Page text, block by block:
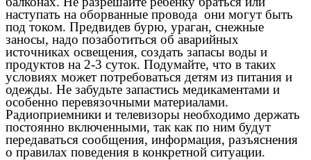
наступать на оборванные провода они могут быть
под током. Предвидев бурю, ураган, снежные
заносы, надо позаботиться об аварийных
источниках освещения, создать запасы воды и
продуктов на 2-3 суток. Подумайте, что в таких
условиях может потребоваться детям из питания и
одежды. Не забудьте запастись медикаментами и
особенно перевязочными материалами.
Радиоприемники и телевизоры необходимо держать
постоянно включенными, так как по ним будут
передаваться сообщения, информация, разъяснения
о правилах поведения в конкретной ситуации.